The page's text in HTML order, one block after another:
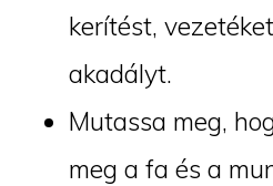
kerítést,
akadályt.
Mutassa meg,
meg a fa és a